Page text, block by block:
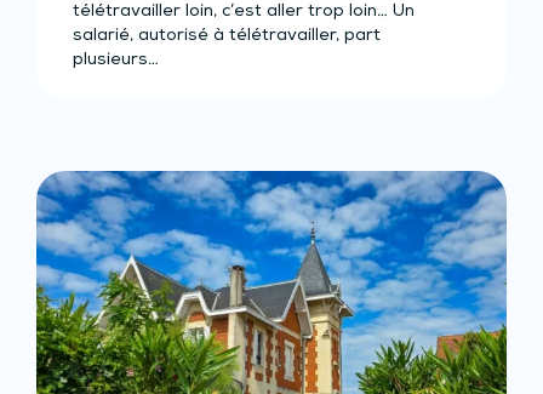
télétravailler loin, c’est aller trop loin… Un
salarié, autorisé à télétravailler, part
plusieurs…